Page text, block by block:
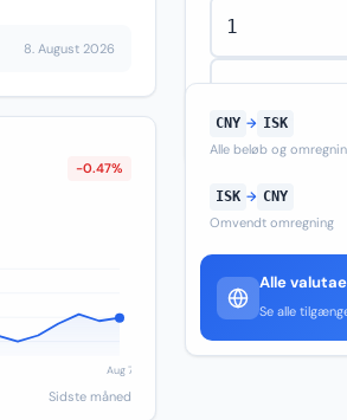
8. August 2026
-0.47%
Sidste måned
CNY → ISK
Alle beløb og
ISK → CNY
Omvendt omregning
Alle
Se alle